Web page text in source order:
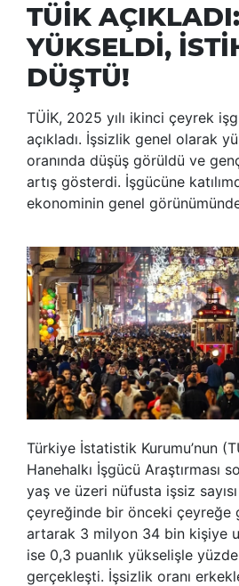
TÜİK
YÜKSELDİ,
DÜŞTÜ!
TÜİK, 2025 yılı ikinci çeyrek
açıkladı. İşsizlik genel olarak
oranında düşüş görüldü ve
artış gösterdi. İşgücüne
ekonominin genel
Türkiye İstatistik Kurumu’nun
Hanehalkı İşgücü Araştırması
yaş ve üzeri nüfusta işsiz
çeyreğinde bir önceki çeyreğe
artarak 3 milyon 34 bin kişiye
ise 0,3 puanlık yükselişle
gerçekleşti. İşsizlik oranı